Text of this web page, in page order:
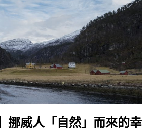
挪威人「自然」而來的幸